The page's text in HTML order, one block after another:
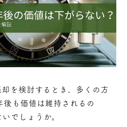
を検討するとき、多くの方
後も価値は維持されるの
でしょうか。